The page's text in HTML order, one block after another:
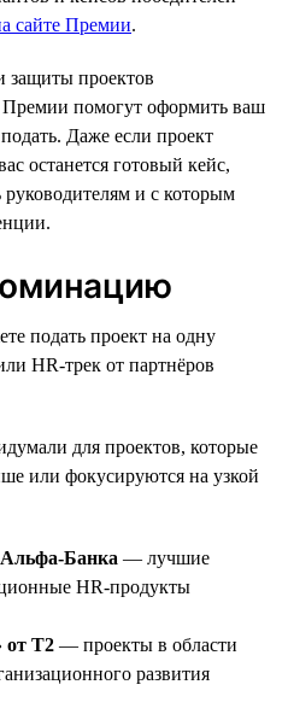
сайте Премии.
защиты проектов
Премии помогут оформить ваш
Даже если проект
останется готовый кейс,
и с которым
подать проект на одну
HR-трек от партнёров
для проектов, которые
или фокусируются на узкой
Альфа-Банка — лучшие
HR-продукты
от T2 — проекты в области
развития